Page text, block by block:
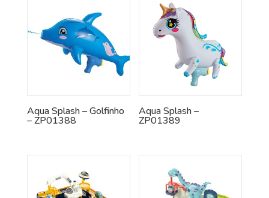
Aqua Splash – Golfinho
– ZP01388
Aqua Splash –
ZP01389